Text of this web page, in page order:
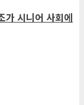
가 시니어 사회에